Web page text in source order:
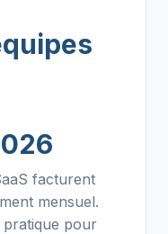
facturent
mensuel.
pour